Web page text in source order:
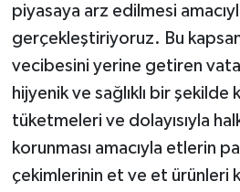
piyasaya arz edilmesi
gerçekleştiriyoruz. Bu
vecibesini yerine getiren
hijyenik ve sağlıklı bir şekilde
tüketmeleri ve dolayısıyla halk
korunması amacıyla etlerin
çekimlerinin et ve et ürünleri